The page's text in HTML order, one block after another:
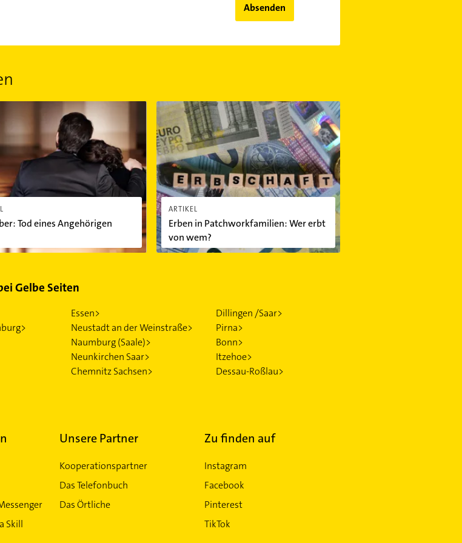
Absenden
Tod eines Angehörigen
Tod eines Angehörigen
ARTIKEL
Erben in Patchworkfamilien: Wer erbt
von wem?
Erben in Patchworkfamilien: Wer erbt von wem?
Gelbe Seiten
Essen>
Dillingen /Saar>
Neustadt an der Weinstraße>
Pirna>
Naumburg (Saale)>
Bonn>
Neunkirchen Saar>
Itzehoe>
Chemnitz Sachsen> Dessau-Roßlau>
Skill
Unsere Partner
Kooperationspartner
Das Telefonbuch
Das Örtliche
Zu finden auf
Instagram
Facebook
Pinterest
TikTok